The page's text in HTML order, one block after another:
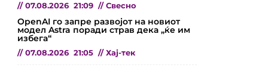
// 07.08.2026 21:09 // Свесно
OpenAI го запре развојот на новиот
модел Astra поради страв дека „ќе им
избега“
// 07.08.2026 21:05 // Хај-тек